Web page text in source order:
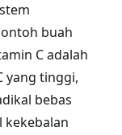
buah
C adalah
yang tinggi,
bebas
kekebalan